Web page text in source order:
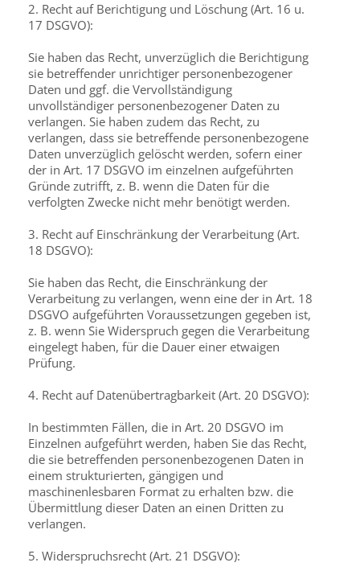
2. Recht auf Berichtigung und Löschung (Art. 16 u.
17 DSGVO):
Sie haben das Recht, unverzüglich die Berichtigung
sie betreffender unrichtiger personenbezogener
Daten und ggf. die Vervollständigung
unvollständiger personenbezogener Daten zu
verlangen. Sie haben zudem das Recht, zu
verlangen, dass sie betreffende personenbezogene
Daten unverzüglich gelöscht werden, sofern einer
der in Art. 17 DSGVO im einzelnen aufgeführten
Gründe zutrifft, z. B. wenn die Daten für die
verfolgten Zwecke nicht mehr benötigt werden.
3. Recht auf Einschränkung der Verarbeitung (Art.
18 DSGVO):
Sie haben das Recht, die Einschränkung der
Verarbeitung zu verlangen, wenn eine der in Art. 18
DSGVO aufgeführten Voraussetzungen gegeben ist,
z. B. wenn Sie Widerspruch gegen die Verarbeitung
eingelegt haben, für die Dauer einer etwaigen
Prüfung.
4. Recht auf Datenübertragbarkeit (Art. 20 DSGVO):
In bestimmten Fällen, die in Art. 20 DSGVO im
Einzelnen aufgeführt werden, haben Sie das Recht,
die sie betreffenden personenbezogenen Daten in
einem strukturierten, gängigen und
maschinenlesbaren Format zu erhalten bzw. die
Übermittlung dieser Daten an einen Dritten zu
verlangen.
5. Widerspruchsrecht (Art. 21 DSGVO):